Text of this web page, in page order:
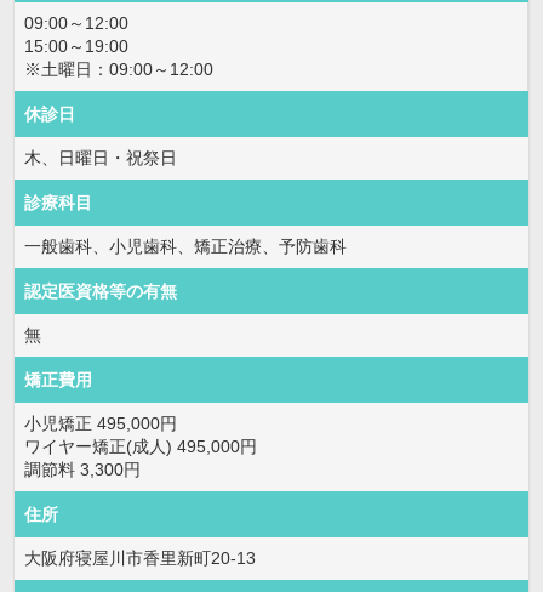
09:00～12:00
15:00～19:00
※土曜日：09:00～12:00
休診日
木、日曜日・祝祭日
診療科目
一般歯科、小児歯科、矯正治療、予防歯科
認定医資格等の有無
無
矯正費用
小児矯正 495,000円
ワイヤー矯正(成人) 495,000円
調節料 3,300円
住所
大阪府寝屋川市香里新町20-13